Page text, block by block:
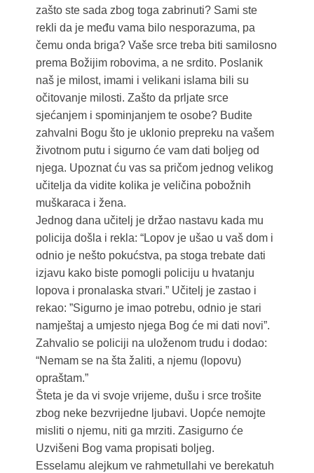
zašto ste sada zbog toga zabrinuti? Sami ste
rekli da je među vama bilo nesporazuma, pa
čemu onda briga? Vaše srce treba biti samilosno
prema Božijim robovima, a ne srdito. Poslanik
naš je milost, imami i velikani islama bili su
očitovanje milosti. Zašto da prljate srce
sjećanjem i spominjanjem te osobe? Budite
zahvalni Bogu što je uklonio prepreku na vašem
životnom putu i sigurno će vam dati boljeg od
njega. Upoznat ću vas sa pričom jednog velikog
učitelja da vidite kolika je veličina pobožnih
muškaraca i žena.
Jednog dana učitelj je držao nastavu kada mu
policija došla i rekla: “Lopov je ušao u vaš dom i
odnio je nešto pokućstva, pa stoga trebate dati
izjavu kako biste pomogli policiju u hvatanju
lopova i pronalaska stvari.” Učitelj je zastao i
rekao: ”Sigurno je imao potrebu, odnio je stari
namještaj a umjesto njega Bog će mi dati novi”.
Zahvalio se policiji na uloženom trudu i dodao:
“Nemam se na šta žaliti, a njemu (lopovu)
opraštam.”
Šteta je da vi svoje vrijeme, dušu i srce trošite
zbog neke bezvrijedne ljubavi. Uopće nemojte
misliti o njemu, niti ga mrziti. Zasigurno će
Uzvišeni Bog vama propisati boljeg.
Esselamu alejkum ve rahmetullahi ve berekatuh